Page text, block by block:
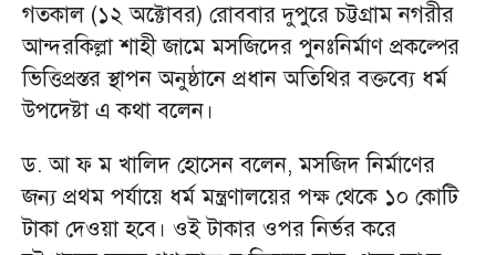
গতকাল (১২ অক্টোবর) রোববার দুপুরে চট্টগ্রাম নগরীর
আন্দরকিল্লা শাহী জামে মসজিদের পুনঃনির্মাণ প্রকল্পের
ভিত্তিপ্রস্তর স্থাপন অনুষ্ঠানে প্রধান অতিথির বক্তব্যে ধর্ম
উপদেষ্টা এ কথা বলেন।
ড. আ ফ ম খালিদ হোসেন বলেন, মসজিদ নির্মাণের
জন্য প্রথম পর্যায়ে ধর্ম মন্ত্রণালয়ের পক্ষ থেকে ১০ কোটি
টাকা দেওয়া হবে। ওই টাকার ওপর নির্ভর করে